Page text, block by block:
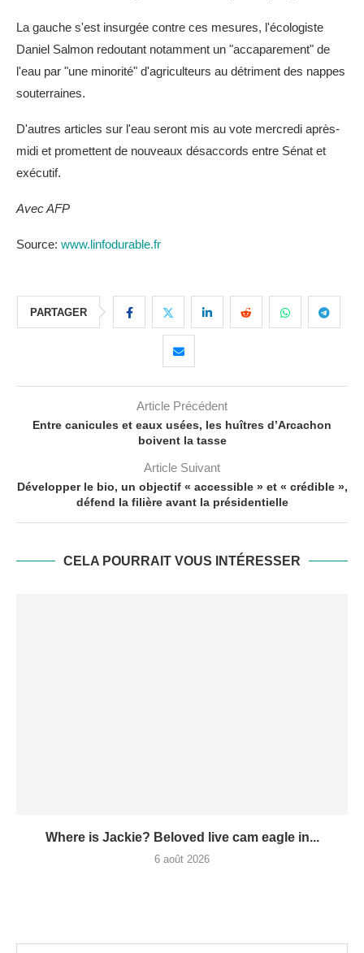
La gauche s'est insurgée contre ces mesures, l'écologiste
Daniel Salmon redoutant notamment un "accaparement" de
l'eau par "une minorité" d'agriculteurs au détriment des nappes
souterraines.
D'autres articles sur l'eau seront mis au vote mercredi après-
midi et promettent de nouveaux désaccords entre Sénat et
exécutif.
Avec AFP
Source: www.linfodurable.fr
PARTAGER
Article Précédent
Entre canicules et eaux usées, les huîtres d’Arcachon
boivent la tasse
Article Suivant
Développer le bio, un objectif « accessible » et « crédible »,
défend la filière avant la présidentielle
CELA POURRAIT VOUS INTÉRESSER
Where is Jackie? Beloved live cam eagle in...
6 août 2026